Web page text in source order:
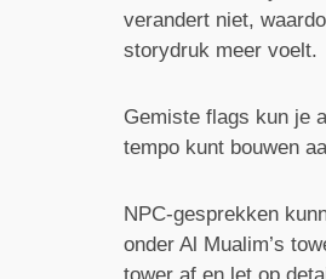
verandert niet,
storydruk meer voelt.
Gemiste flags kun je
tempo kunt bouwen
NPC-gesprekken
onder Al Mualim’s